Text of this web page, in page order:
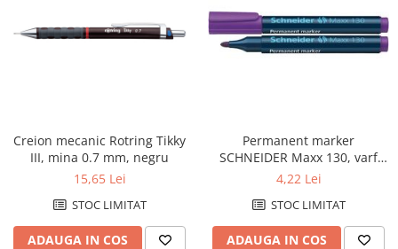
Creion mecanic Rotring Tikky
III, mina 0.7 mm, negru
15,65 Lei
STOC LIMITAT
ADAUGA IN COS
Permanent marker
SCHNEIDER Maxx 130, varf
rotund 1-3mm - violet
4,22 Lei
STOC LIMITAT
ADAUGA IN COS